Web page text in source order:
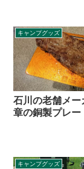
キャンプグッズ
石川の老舗メー
章の銅製プレー
キャンプグッズ